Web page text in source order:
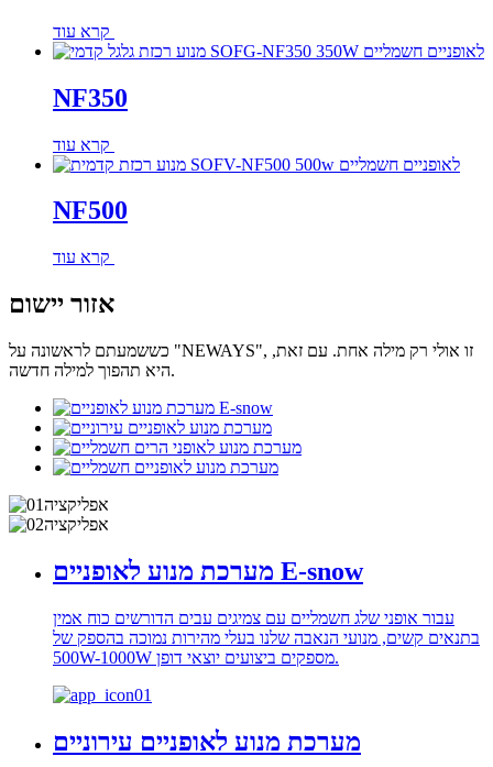
קרא עוד
NF350
קרא עוד
NF500
קרא עוד
אזור יישום
כששמעתם לראשונה על "NEWAYS", זו אולי רק מילה אחת. עם זאת,
היא תהפוך למילה חדשה.
מערכת מנוע לאופניים E-snow
עבור אופני שלג חשמליים עם צמיגים עבים הדורשים כוח אמין
בתנאים קשים, מנועי הנאבה שלנו בעלי מהירות נמוכה בהספק של
500W-1000W מספקים ביצועים יוצאי דופן.
מערכת מנוע לאופניים עירוניים